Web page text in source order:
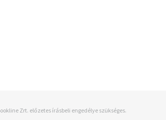
Zrt. előzetes írásbeli engedélye szükséges.